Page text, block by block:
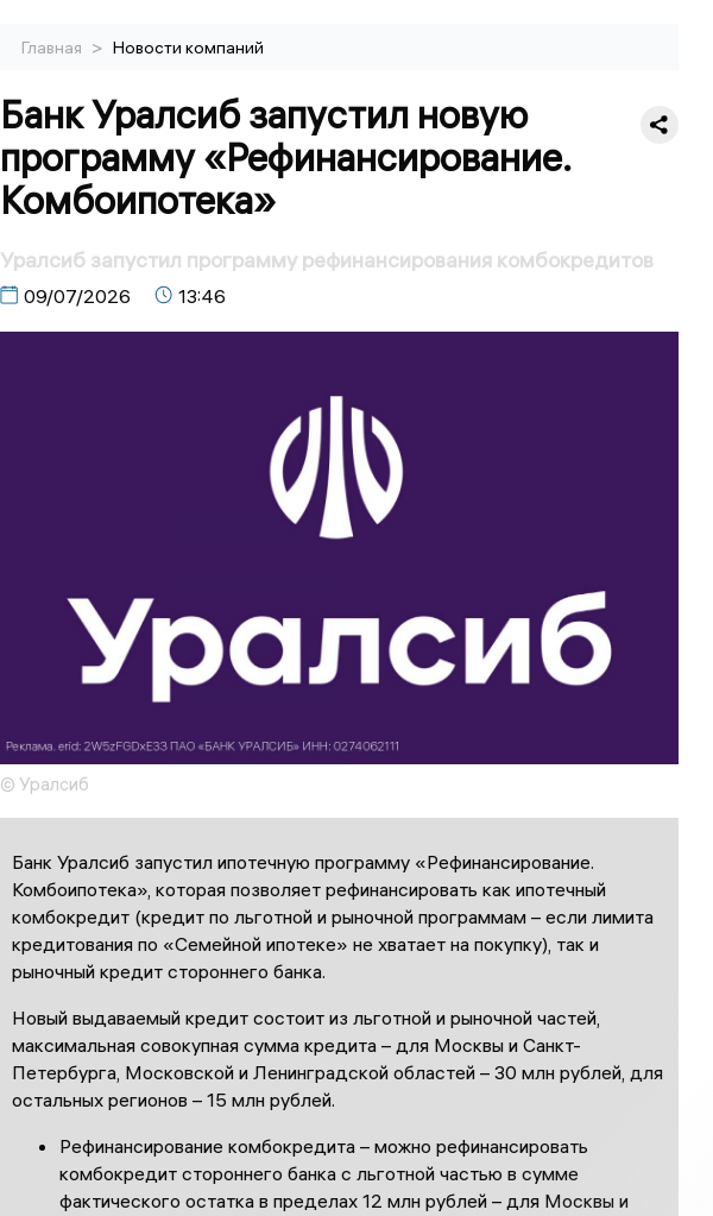
Главная > Новости компаний
Банк Уралсиб запустил новую
программу «Рефинансирование.
Комбоипотека»
Уралсиб запустил программу рефинансирования комбокредитов
09/07/2026 13:46
© Уралсиб
Банк Уралсиб запустил ипотечную программу «Рефинансирование.
Комбоипотека», которая позволяет рефинансировать как ипотечный
комбокредит (кредит по льготной и рыночной программам – если лимита
кредитования по «Семейной ипотеке» не хватает на покупку), так и
рыночный кредит стороннего банка.
Новый выдаваемый кредит состоит из льготной и рыночной частей,
максимальная совокупная сумма кредита – для Москвы и Санкт-
Петербурга, Московской и Ленинградской областей – 30 млн рублей, для
остальных регионов – 15 млн рублей.
Рефинансирование комбокредита – можно рефинансировать
комбокредит стороннего банка с льготной частью в сумме
фактического остатка в пределах 12 млн рублей – для Москвы и